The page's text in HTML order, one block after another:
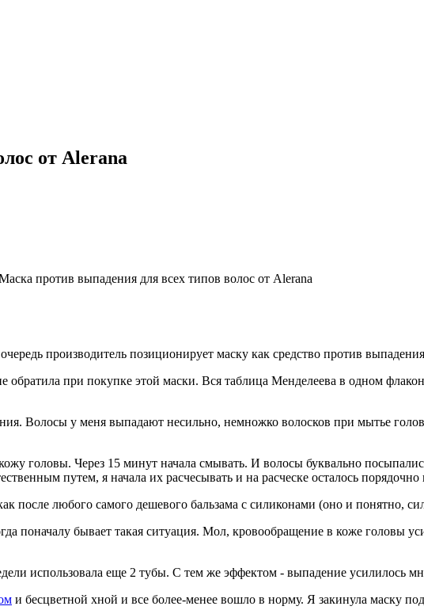
от Alerana
производитель позиционирует маску как средство против
при покупке этой маски. Вся таблица Менделеева в одном
Волосы у меня выпадают несильно, немножко волосков при мытье
головы. Через 15 минут начала смывать. И волосы буквально
путем, я начала их расчесывать и на расческе осталось порядочно
после любого самого дешевого бальзама с силиконами (оно и понятно,
поначалу бывает такая ситуация. Мол, кровообращение в коже головы
использовала еще 2 тубы. С тем же эффектом - выпадение усилилось
и бесцветной хной и все более-менее вошло в норму. Я закинула маску